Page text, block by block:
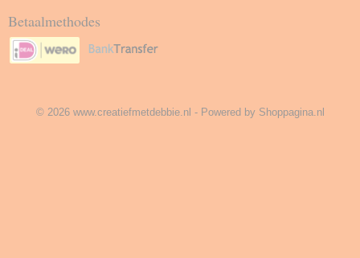
Betaalmethodes
© 2026 www.creatiefmetdebbie.nl - Powered by Shoppagina.nl